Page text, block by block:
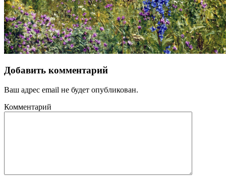
Добавить комментарий
Ваш адрес email не будет опубликован.
Комментарий